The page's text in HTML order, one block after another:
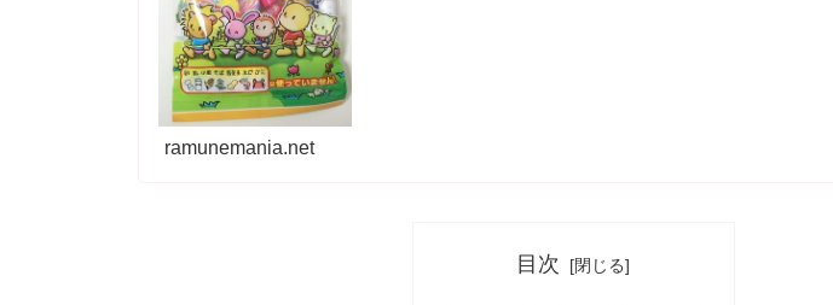
ramunemania.net
目次